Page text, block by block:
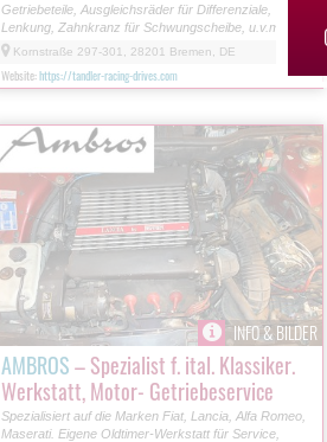
Getriebeteile, Ausgleichsräder für Differenziale,
Lenkung, Zahnkranz für Schwungscheibe, u.v.m.
Kornstraße 297-301, 28201 Bremen, DE
Website:https://tandler-racing-drives.com
INFO & BILDER
AMBROS– Spezialist f. ital. Klassiker.
Werkstatt, Motor- Getriebeservice
Spezialisiert auf die Marken Fiat, Lancia, Alfa Romeo,
Maserati. Eigene Oldtimer-Werkstatt für Service,